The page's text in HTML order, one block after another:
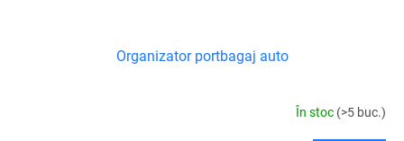
Organizator portbagaj auto
În stoc (>5 buc.)